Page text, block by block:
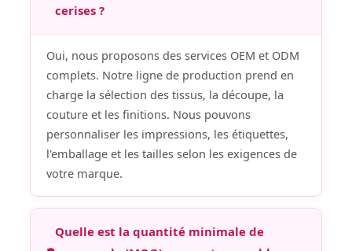
cerises ?
Oui, nous proposons des services OEM et ODM
complets. Notre ligne de production prend en
charge la sélection des tissus, la découpe, la
couture et les finitions. Nous pouvons
personnaliser les impressions, les étiquettes,
l'emballage et les tailles selon les exigences de
votre marque.
Quelle est la quantité minimale de